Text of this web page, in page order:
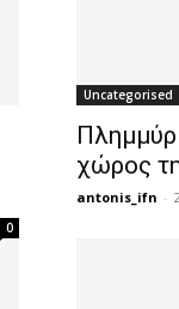
0
Uncategorised
χώρος
antonis_ifn -